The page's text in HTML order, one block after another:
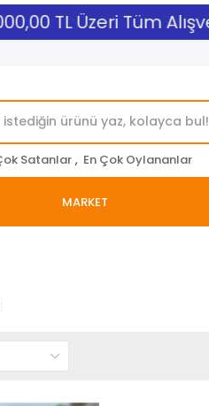
TL Üzeri Tüm
Satanlar , En Çok Oylananlar
MARKET